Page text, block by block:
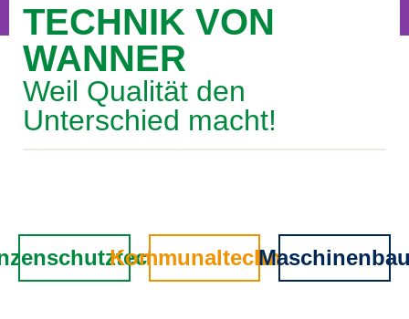
WIR MACHEN
PFLANZENSCHUTZTECHNIK
EFFIZIENT, MODERN & UMWELTFREUNDLICH
Hier klicken
TECHNIK VON
WANNER
Weil Qualität den
Unterschied macht!
Kommunaltechnik